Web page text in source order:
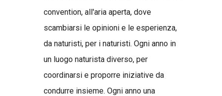
convention, all'aria aperta, dove
scambiarsi le opinioni e le esperienza,
da naturisti, per i naturisti. Ogni anno in
un luogo naturista diverso, per
coordinarsi e proporre iniziative da
condurre insieme. Ogni anno una